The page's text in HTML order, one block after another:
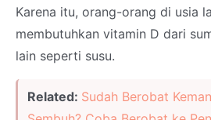
Karena itu, orang-orang di usia
membutuhkan vitamin D dari
lain seperti susu.
Related: Sudah Berobat